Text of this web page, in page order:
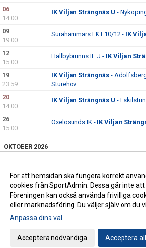
06
14:00
IK Viljan Strängnäs U -
09
19:00
Surahammars FK F10/12 - IK
12
15:00
Hällbybrunns IF U - IK Viljan
19
23:59
IK Viljan Strängnäs -
Sturehov
20
14:00
IK Viljan Strängnäs U -
26
15:00
Oxelösunds IK - IK Viljan
OKTOBER 2026
03
23:59
IK Viljan Strängnäs - IFK
Gå till Webbversion
För att hemsidan ska fungera korrekt
cookies från SportAdmin. Dessa går inte att
Föreningen kan också använda frivilliga
eller marknadsföring. Du väljer själv om du
Anpassa dina val
Acceptera nödvändiga Acceptera